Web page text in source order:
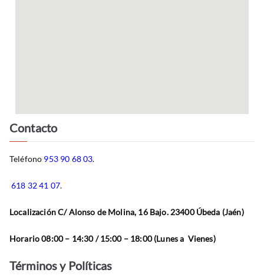
Contacto
Teléfono 953 90 68 03.
618 32 41 07.
Localización C/ Alonso de Molina, 16 Bajo. 23400 Úbeda (Jaén)
Horario 08:00 – 14:30 / 15:00 – 18:00 (Lunes a Vienes)
Términos y Políticas